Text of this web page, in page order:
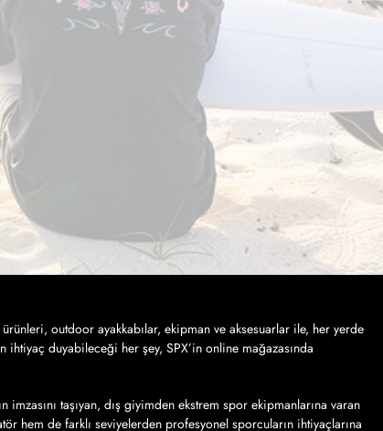
outdoor ayakkabılar, ekipman ve aksesuarlar ile, her yerde
ihtiyaç duyabileceği her şey, SPX’in online mağazasında
taşıyan, dış giyimden ekstrem spor ekipmanlarına varan
hem de farklı seviyelerden profesyonel sporcuların ihtiyaçlarına